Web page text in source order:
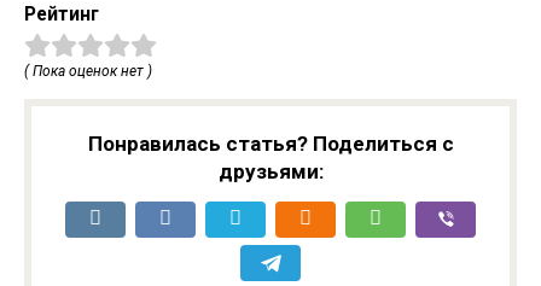
Рейтинг
( Пока оценок нет )
Понравилась статья? Поделиться с
друзьями: